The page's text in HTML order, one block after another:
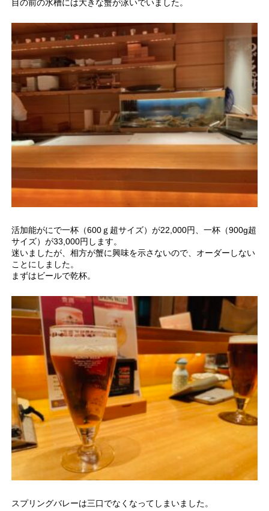
目の前の水槽には大きな蟹が泳いでいました。
活加能がにで一杯（600ｇ超サイズ）が22,000円、一杯（900g超
サイズ）が33,000円します。
迷いましたが、相方が蟹に興味を示さないので、オーダーしない
ことにしました。
まずはビールで乾杯。
スプリングバレーは三口でなくなってしまいました。